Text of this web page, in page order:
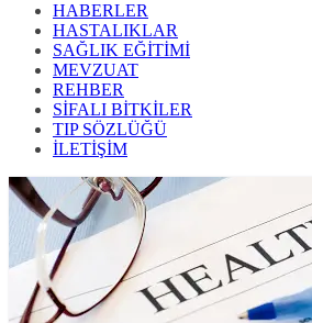
HABERLER
HASTALIKLAR
SAĞLIK EĞİTİMİ
MEVZUAT
REHBER
SİFALI BİTKİLER
TIP SÖZLÜĞÜ
İLETİŞİM